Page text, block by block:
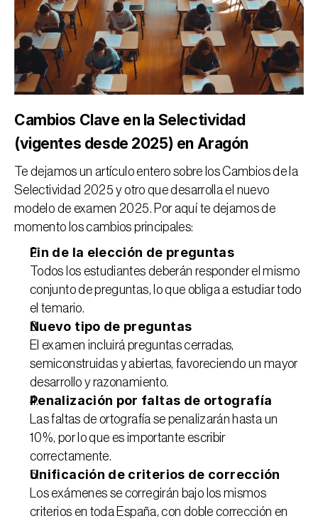
Cambios Clave en la Selectividad
(vigentes desde 2025) en Aragón
Te dejamos un artículo entero sobre los Cambios de la
Selectividad 2025 y otro que desarrolla el nuevo
modelo de examen 2025. Por aquí te dejamos de
momento los cambios principales:
Fin de la elección de preguntas
Todos los estudiantes deberán responder el mismo
conjunto de preguntas, lo que obliga a estudiar todo
el temario.
Nuevo tipo de preguntas
El examen incluirá preguntas cerradas,
semiconstruidas y abiertas, favoreciendo un mayor
desarrollo y razonamiento.
Penalización por faltas de ortografía
Las faltas de ortografía se penalizarán hasta un
10%, por lo que es importante escribir
correctamente.
Unificación de criterios de corrección
Los exámenes se corregirán bajo los mismos
criterios en toda España, con doble corrección en